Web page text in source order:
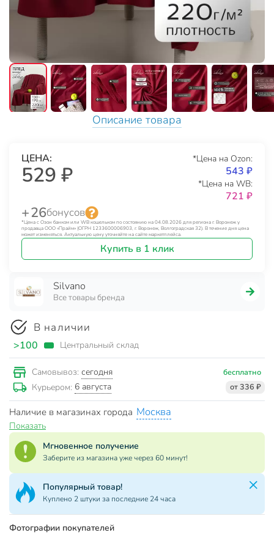
Описание товара
ЦЕНА:
529 ₽
*Цена на Ozon:
543 ₽
*Цена на WB:
721 ₽
+ 26бонусов
*Цена с Озон банком или WB кошельком по состоянию на 04.08.2026 для региона г. Воронеж у
продавца ООО «Прайм» (ОГРН 1233600006903, г. Воронеж, Волгоградская 32). В течение дня цена
может изменяться. Актуальную цену уточняйте на сайте маркетплейса.
Купить в 1 клик
Silvano
Все товары бренда
В наличии
>100 Центральный склад
Самовывоз: сегодня бесплатно
Курьером: 6 августа от 336 ₽
Наличие в магазинах города Москва
Показать
Мгновенное получение
Заберите из магазина уже через 60 минут!
Популярный товар!
Куплено 2 штуки за последние 24 часа
Фотографии покупателей